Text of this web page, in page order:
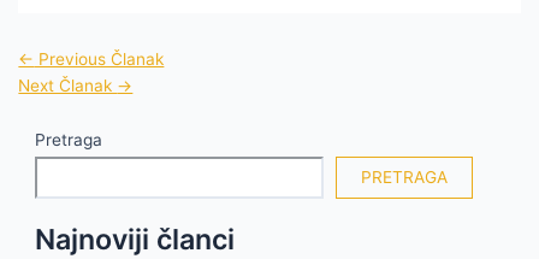
← Previous Članak
Next Članak →
Pretraga
PRETRAGA
Najnoviji članci